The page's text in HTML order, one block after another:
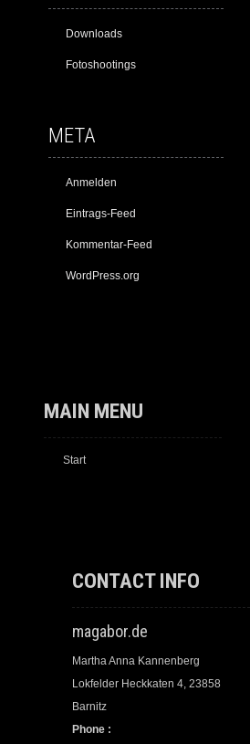
Downloads
Fotoshootings
META
Anmelden
Eintrags-Feed
Kommentar-Feed
WordPress.org
MAIN MENU
Start
CONTACT INFO
magabor.de
Martha Anna Kannenberg
Lokfelder Heckkaten 4, 23858
Barnitz
Phone :